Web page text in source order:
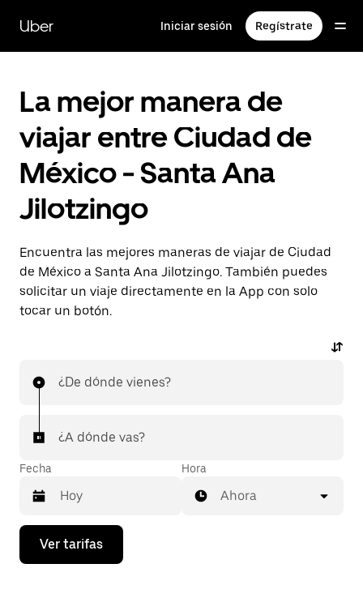
contenido
principal
Uber Iniciar sesión Regístrate
La mejor manera de
viajar entre Ciudad de
México - Santa Ana
Jilotzingo
Encuentra las mejores maneras de viajar de Ciudad
de México a Santa Ana Jilotzingo. También puedes
solicitar un viaje directamente en la App con solo
tocar un botón.
¿De dónde vienes?
¿A dónde vas?
Fecha
Presiona
flecha
Hora
Ahora
Ver tarifas